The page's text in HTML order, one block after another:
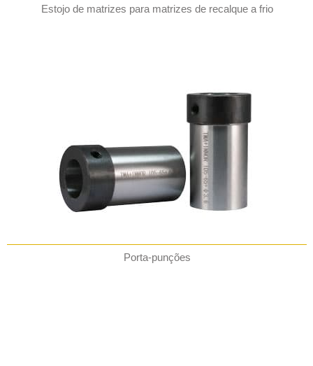
Estojo de matrizes para matrizes de recalque a frio
Porta-punções